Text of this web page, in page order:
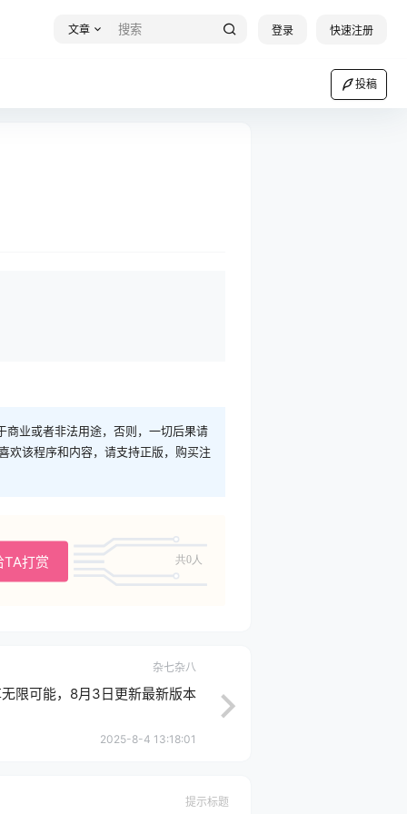
文章 登录 快速注册
投稿
商业或者非法用途，否则，一切后果请
欢该程序和内容，请支持正版，购买注
TA打赏 共0人
杂七杂八
限可能，8月3日更新最新版本
2025-8-4 13:18:01
提示标题